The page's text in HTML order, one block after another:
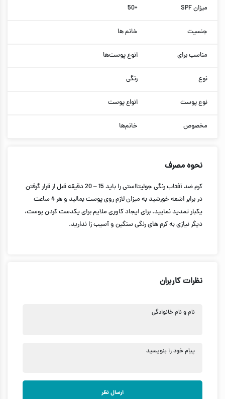
میزان SPF +50
جنسیت خانم ها
مناسب برای انوع پوست‌ها
نوع رنگی
نوع پوست انواع پوست
مخصوص خانم‌ها
نحوه مصرف
کرم ضد آفتاب رنگی جولیتااستی را باید 15 – 20 دقیقه قبل از قرار گرفتن
در برابر اشعه خورشید به میزان لازم روی پوست بمالید و هر 4 ساعت
یکبار تمدید نمایید. برای ایجاد کاوری ملایم برای یکدست کردن پوست،
دیگر نیازی به کرم های رنگی سنگین و آسیب زا ندارید.
نظرات کاربران
نام و نام خانوادگی
پیام خود را بنویسید
ارسال نظر